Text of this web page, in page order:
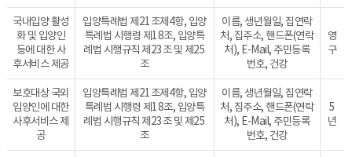
국내입양 활성
화 및 입양인
등에 대한 사
후서비스 제공
입양특례법 제21조제4항, 입양
특례법 시행령 제18조, 입양특
례법 시행규칙 제23조 및 제25
조
이름, 생년월일, 집연락
처, 집주소, 핸드폰(연락
처), E-Mail, 주민등록
번호, 건강
영
구
보호대상 국외
입양인에 대한
사후서비스 제
공
입양특례법 제21조제4항, 입양
특례법 시행령 제18조, 입양특
례법 시행규칙 제23조 및 제25
조
이름, 생년월일, 집연락
처, 집주소, 핸드폰(연락
처), E-Mail, 주민등록
번호, 건강
5
년